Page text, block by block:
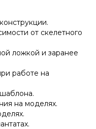
от скелетного
ложкой и заранее
работе на
на моделях.